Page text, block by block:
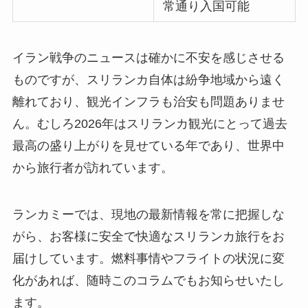
常通り入国可能
イラン戦争のニュースは確かに不安を感じさせる
ものですが、スリランカ自体は紛争地域から遠く
離れており、観光インフラも治安も問題ありませ
ん。むしろ2026年はスリランカ観光にとって過去
最高の盛り上がりを見せている年であり、世界中
から旅行者が訪れています。
ランカミーでは、現地の最新情報を常に把握しな
がら、お客様に安全で快適なスリランカ旅行をお
届けしています。燃料事情やフライトの状況に変
化があれば、随時このコラムでもお知らせいたし
ます。